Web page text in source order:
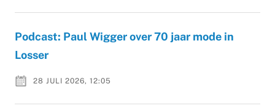
Podcast: Paul Wigger over 70 jaar mode in
Losser
28 JULI 2026, 12:05